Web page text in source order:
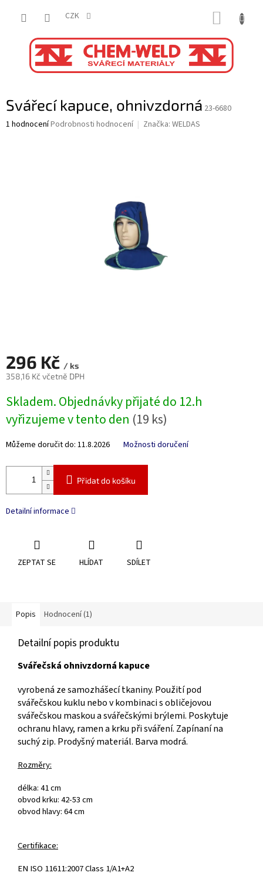
CZK
Svářecí kapuce, ohnivzdorná 23-6680
Průměrné
1 hodnoceníPodrobnosti hodnocení Značka: WELDAS
296 Kč / ks
358,16 Kč včetně DPH
cena:
Skladem. Objednávky přijaté do 12.h
vyřizujeme v tento den (19 ks)
Můžeme doručit do: 11.8.2026 Možnosti doručení
Přidat do košíku
Detailní informace
ZEPTAT SE HLÍDAT SDÍLET
Popis Hodnocení (1)
Detailní popis produktu
Svářečská ohnivzdorná kapuce
vyrobená ze samozhášecí tkaniny. Použití pod
svářečskou kuklu nebo v kombinaci s obličejovou
svářečskou maskou a svářečskými brýlemi. Poskytuje
ochranu hlavy, ramen a krku při sváření. Zapínaní na
suchý zip. Prodyšný materiál. Barva modrá.
Rozměry:
délka: 41 cm
obvod krku: 42-53 cm
obvod hlavy: 64 cm
Certifikace:
EN ISO 11611:2007 Class 1/A1+A2